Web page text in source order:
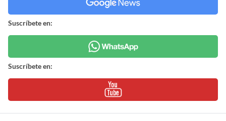
Suscríbete en:
Suscríbete en: